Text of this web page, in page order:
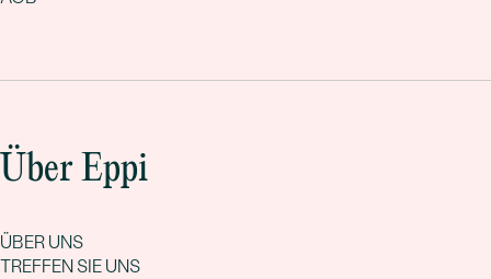
Über Eppi
ÜBER UNS
TREFFEN SIE UNS